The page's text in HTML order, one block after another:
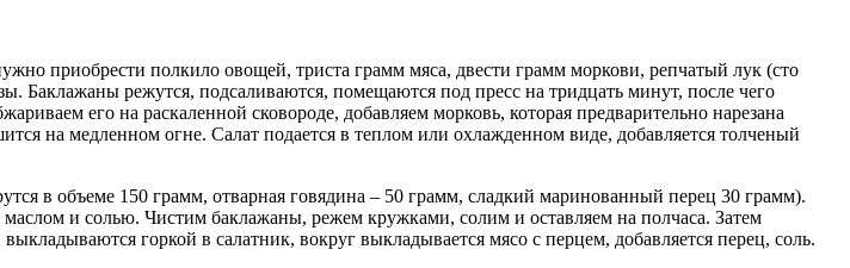
приобрести полкило овощей, триста грамм мяса, двести грамм моркови, репчатый лук (сто
Баклажаны режутся, подсаливаются, помещаются под пресс на тридцать минут, после чего
его на раскаленной сковороде, добавляем морковь, которая предварительно нарезана
на медленном огне. Салат подается в теплом или охлажденном виде, добавляется толченый
в объеме 150 грамм, отварная говядина – 50 грамм, сладкий маринованный перец 30 грамм).
и солью. Чистим баклажаны, режем кружками, солим и оставляем на полчаса. Затем
горкой в салатник, вокруг выкладывается мясо с перцем, добавляется перец, соль.